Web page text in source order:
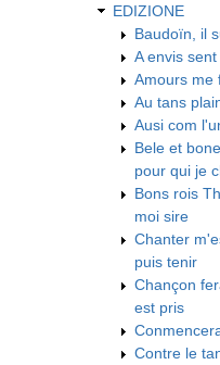
EDIZIONE
Baudoïn, il
A envis
Amours me
Au tans
Ausi com
Bele et
pour qui je
Bons rois
moi sire
Chanter
puis tenir
Chançon
est pris
Contre le